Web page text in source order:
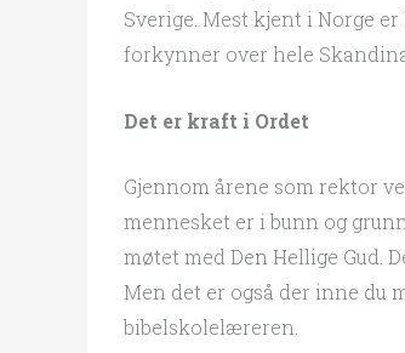
Sverige. Mest kjent i Norge
forkynner over hele
Det er kraft i Ordet
Gjennom årene som rektor
mennesket er i bunn og
møtet med Den Hellige Gud.
Men det er også der inne du
bibelskolelæreren.